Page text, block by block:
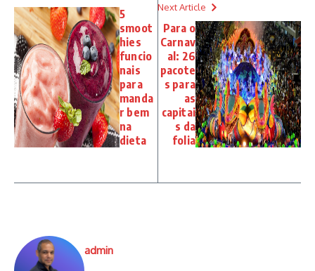
5
smoot
hies
funcio
nais
para
manda
r bem
na
dieta
Next Article
Para o
Carnav
al: 26
pacote
s para
as
capitai
s da
folia
admin